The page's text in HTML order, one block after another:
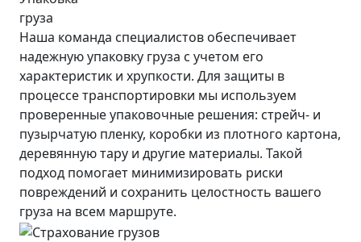
груза
Наша команда специалистов обеспечивает
надежную упаковку груза с учетом его
характеристик и хрупкости. Для защиты в
процессе транспортировки мы используем
проверенные упаковочные решения: стрейч- и
пузырчатую пленку, коробки из плотного картона,
деревянную тару и другие материалы. Такой
подход помогает минимизировать риски
повреждений и сохранить целостность вашего
груза на всем маршруте.